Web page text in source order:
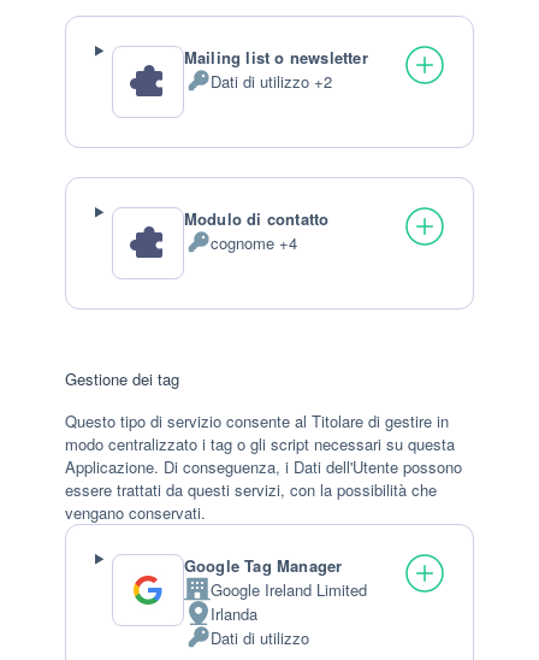
Mailing list o newsletter
Dati
Personali
Dati di utilizzo +2
Modulo di contatto
Dati
Personali
cognome +4
Gestione dei tag
Questo tipo di servizio consente al Titolare di gestire in
modo centralizzato i tag o gli script necessari su questa
Applicazione. Di conseguenza, i Dati dell'Utente possono
essere trattati da questi servizi, con la possibilità che
vengano conservati.
Google Tag Manager
Azienda:
Google Ireland Limited
Luogo
del
Irlanda
DatiDati di utilizzo